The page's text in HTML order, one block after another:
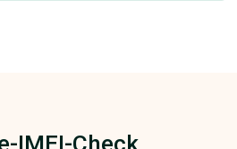
IMEI-Check